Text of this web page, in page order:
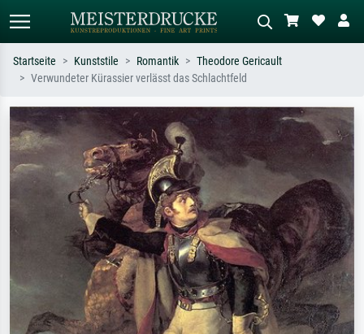
Suchen Sie nach Künstlern, Werktiteln
oder Stilen – z.B. Monet,
Sternennacht, Impressionismus, Welle
Hokusai, Akt.
Beschreiben Sie die Szene – z.B. Grüne
Wiese, Abstrakt mit viel Rot, Dunkles
Ölgemälde, Stehender Akt neben einem
Startseite Kunststile Romantik
Theodore Gericault
Verwundeter Kürassier verlässt das Schlachtfeld